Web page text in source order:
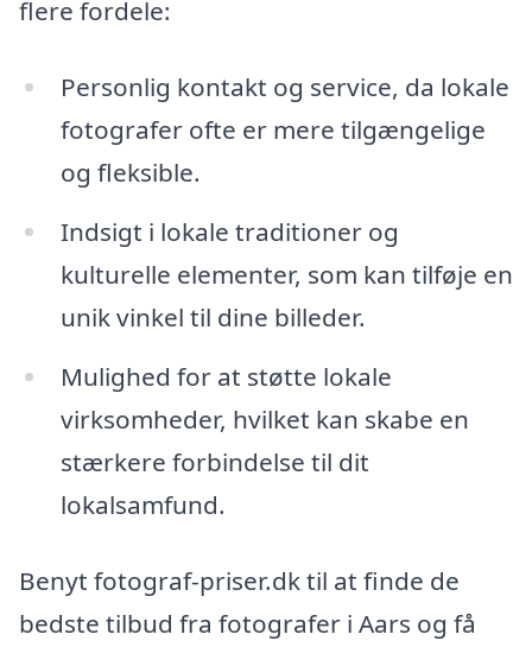
flere fordele:
Personlig kontakt og service, da lokale
fotografer ofte er mere tilgængelige
og fleksible.
Indsigt i lokale traditioner og
kulturelle elementer, som kan tilføje en
unik vinkel til dine billeder.
Mulighed for at støtte lokale
virksomheder, hvilket kan skabe en
stærkere forbindelse til dit
lokalsamfund.
Benyt fotograf-priser.dk til at finde de
bedste tilbud fra fotografer i Aars og få